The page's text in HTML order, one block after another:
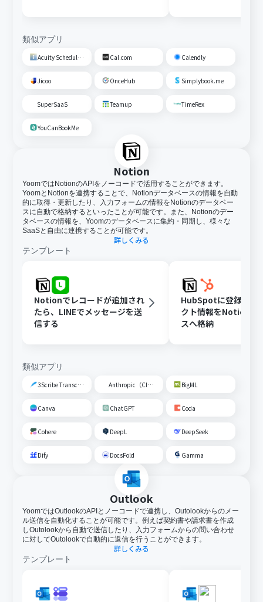
類似アプリ
Acuity Scheduling Cal.com Calendly
Jicoo OnceHub Simplybook.me
SuperSaaS Teamup TimeRex
YouCanBookMe
Notion
YoomではNotionのAPIをノーコードで活用することができます。
YoomとNotionを連携することで、Notionデータベースの情報を自動
的に取得・更新したり、入力フォームの情報をNotionのデータベー
スに自動で格納するといったことが可能です。また、Notionのデー
タベースの情報を、Yoomのデータベースに集約・同期し、様々な
SaaSと自由に連携することが可能です。
詳しくみる
テンプレート
Notionでレコードが追加され
たら、LINEでメッセージを送
信する
HubSpotに登録され
クト情報をNotionデ
スへ格納
類似アプリ
3Scribe Transcription Anthropic（Claude） BigML
Canva ChatGPT Coda
Cohere DeepL DeepSeek
Dify DocsFold Gamma
Outlook
YoomではOutlookのAPIとノーコードで連携し、Outolookからのメー
ル送信を自動化することが可能です。例えば契約書や請求書を作成
しOutolookから自動で送信したり、入力フォームからの問い合わせ
に対してOutolookで自動的に返信を行うことができます。
詳しくみる
テンプレート